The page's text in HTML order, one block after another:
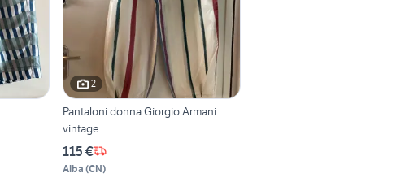
2
Pantaloni donna Giorgio Armani
vintage
115 €
Alba (CN)